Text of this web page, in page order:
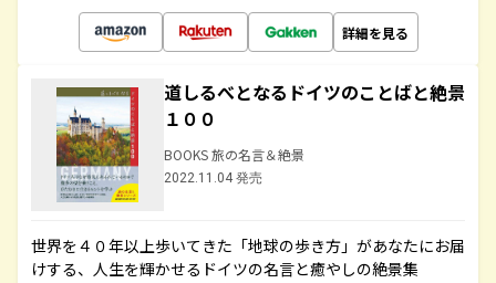
詳細を見る
道しるべとなるドイツのことばと絶景
１００
BOOKS 旅の名言＆絶景
2022.11.04 発売
世界を４０年以上歩いてきた「地球の歩き方」があなたにお届
けする、人生を輝かせるドイツの名言と癒やしの絶景集